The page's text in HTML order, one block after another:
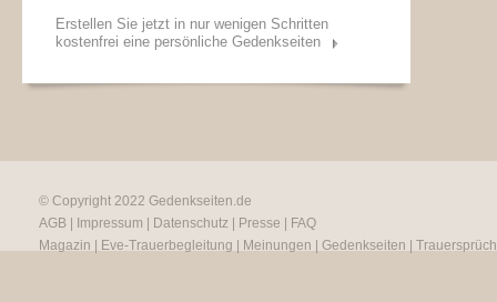
Erstellen Sie jetzt in nur wenigen Schritten
kostenfrei eine persönliche Gedenkseiten
© Copyright 2022 Gedenkseiten.de
AGB
Impressum Datenschutz Presse
FAQ
Magazin
Eve-Trauerbegleitung Meinungen Gedenkseiten